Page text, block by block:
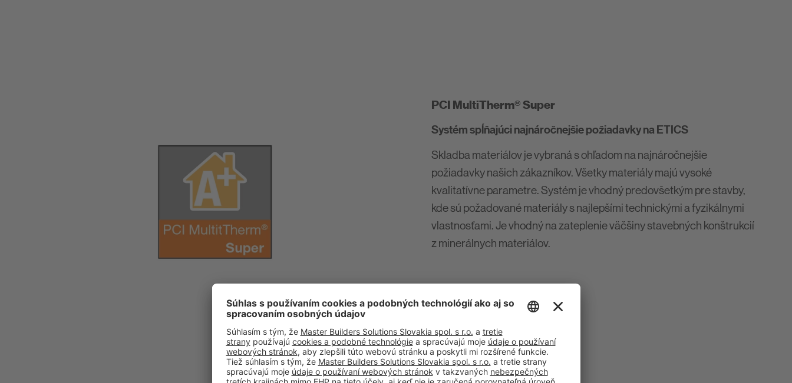
PCI MultiTherm® Super
Systém spĺňajúci najnáročnejšie požiadavky na ETICS
Skladba materiálov je vybraná s ohľadom na najnáročnejšie
požiadavky našich zákazníkov. Všetky materiály majú vysoké
kvalitatívne parametre. Systém je vhodný predovšetkým pre stavby,
kde sú požadované materiály s najlepšími technickými a fyzikálnymi
vlastnosťami. Je vhodný na zateplenie väčšiny stavebných konštrukcií
z minerálnych materiálov.